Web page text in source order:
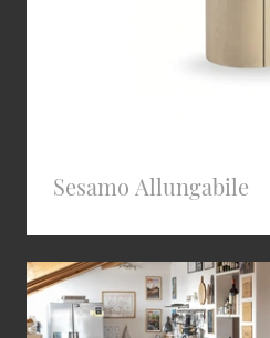
Sesamo Allungabile